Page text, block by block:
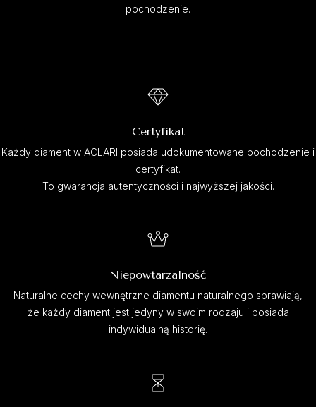
pochodzenie.
Certyfikat
Każdy diament w ACLARI posiada udokumentowane pochodzenie i
certyfikat.
To gwarancja autentyczności i najwyższej jakości.
Niepowtarzalność
Naturalne cechy wewnętrzne diamentu naturalnego sprawiają,
że każdy diament jest jedyny w swoim rodzaju i posiada
indywidualną historię.